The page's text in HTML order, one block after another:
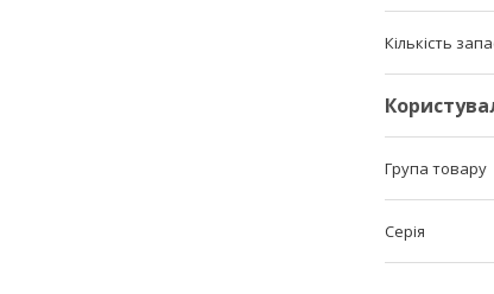
Кількість
Група товару
Серія